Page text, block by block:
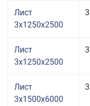
Лист
3x1250x2500
3
Лист
3x1250x2500
3
Лист
3x1500x6000
3